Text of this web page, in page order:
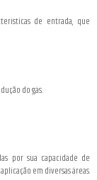
de entrada, que
do gás.
por sua capacidade de
em diversas áreas.